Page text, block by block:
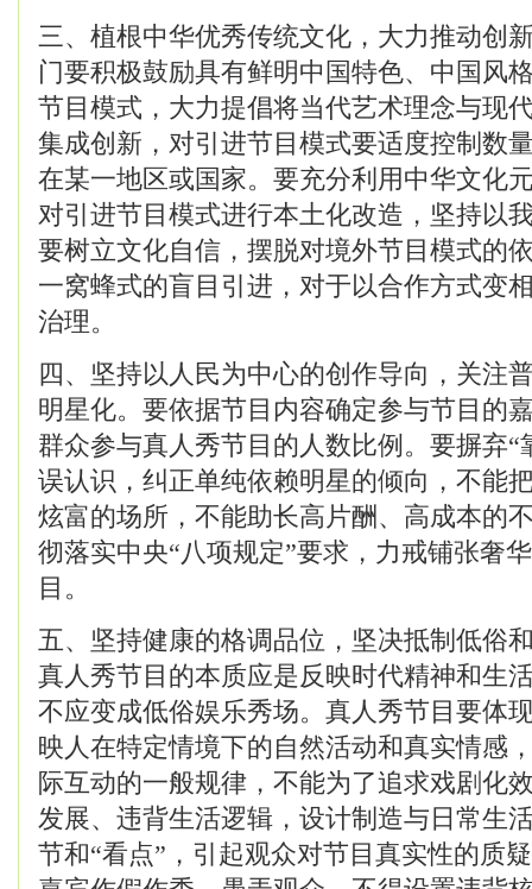
三、植根中华优秀传统文化，大力推动创
门要积极鼓励具有鲜明中国特色、中国风
节目模式，大力提倡将当代艺术理念与现
集成创新，对引进节目模式要适度控制数
在某一地区或国家。要充分利用中华文化
对引进节目模式进行本土化改造，坚持以
要树立文化自信，摆脱对境外节目模式的
一窝蜂式的盲目引进，对于以合作方式变
治理。
四、坚持以人民为中心的创作导向，关注
明星化。要依据节目内容确定参与节目的
群众参与真人秀节目的人数比例。要摒弃“
误认识，纠正单纯依赖明星的倾向，不能
炫富的场所，不能助长高片酬、高成本的
彻落实中央“八项规定”要求，力戒铺张奢
目。
五、坚持健康的格调品位，坚决抵制低俗
真人秀节目的本质应是反映时代精神和生
不应变成低俗娱乐秀场。真人秀节目要体
映人在特定情境下的自然活动和真实情感
际互动的一般规律，不能为了追求戏剧化
发展、违背生活逻辑，设计制造与日常生
节和“看点”，引起观众对节目真实性的质